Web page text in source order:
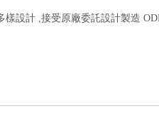
設計 ,接受原廠委託設計製造